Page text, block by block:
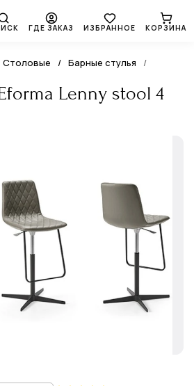
ГДЕ ЗАКАЗ ИЗБРАННОЕ КОРЗИНА
Столовые Барные стулья
Lenny stool 4